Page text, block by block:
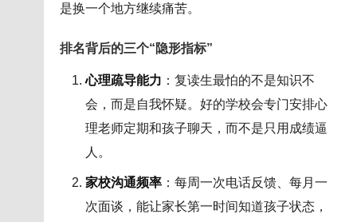
是换一个地方继续痛苦。
排名背后的三个“隐形指标”
心理疏导能力 ：复读生最怕的不是知识不
会，而是自我怀疑。好的学校会专门安排心
理老师定期和孩子聊天，而不是只用成绩逼
人。
家校沟通频率：每周一次电话反馈、每月一
次面谈，能让家长第一时间知道孩子状态，